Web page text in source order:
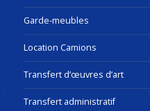
Garde-meubles
Location Camions
Transfert d’œuvres d’art
Transfert administratif